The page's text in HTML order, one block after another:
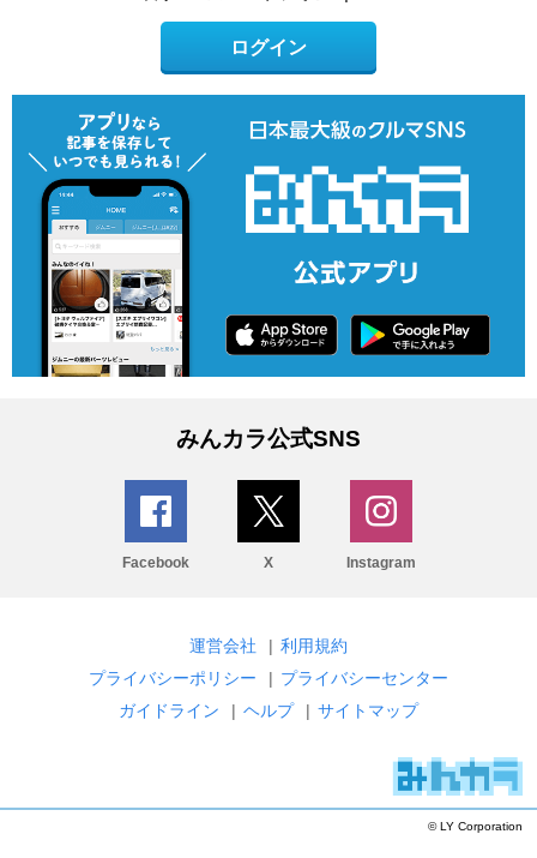
ログイン
みんカラ公式SNS
Facebook X Instagram
運営会社 | 利用規約
プライバシーポリシー
| プライバシーセンター
ガイドライン
| ヘルプ | サイトマップ
© LY Corporation